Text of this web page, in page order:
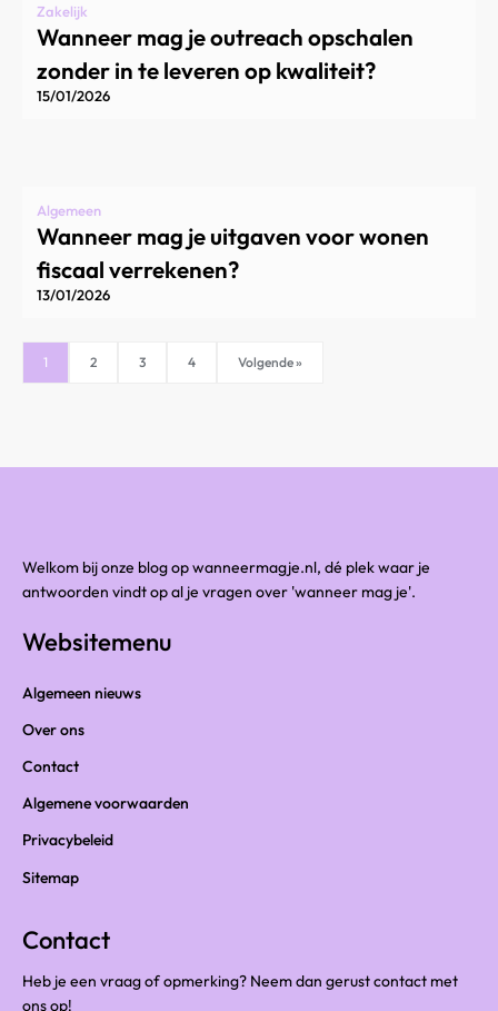
Zakelijk
Wanneer mag je outreach opschalen
zonder in te leveren op kwaliteit?
15/01/2026
Algemeen
Wanneer mag je uitgaven voor wonen
fiscaal verrekenen?
13/01/2026
1 2 3 4 Volgende »
Welkom bij onze blog op wanneermagje.nl, dé plek waar je
antwoorden vindt op al je vragen over 'wanneer mag je'.
Websitemenu
Algemeen nieuws
Over ons
Contact
Algemene voorwaarden
Privacybeleid
Sitemap
Contact
Heb je een vraag of opmerking? Neem dan gerust contact met
ons op!